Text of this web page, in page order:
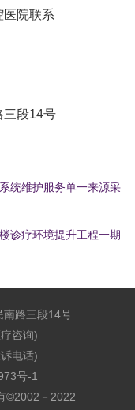
医院联系
三段14号
统维护服务单一来源采
诊疗环境提升工程一期
南路三段14号
咨询)
电话)
号-1
©2002－2022